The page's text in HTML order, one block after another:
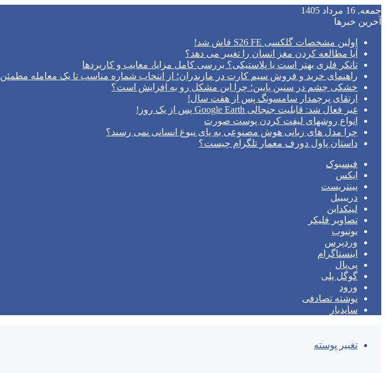
جمعه, 16 مرداد 1405
آخرین خبرها
اولین مشخصات گلکسی S26 FE فاش شد!
آیا مطالعه کردن مغز انسان را تغییر می‌ دهد؟
تانکر فلزی بهتر است یا پلاستیکی؟ بررسی کامل مزایا، معایب و کاربردها
راهنمای خرید و فروش سیم کارت در مازندران؛ از انتخاب شماره مناسب تا یک معامله مطمئن
خشکی چشم در سنین پایین؛ چرا این مشکل رو به افزایش است؟
ارتقای پرچمدار سامسونگ پس از هفت سال!
غیر فعال شد: قابلیت جنجالی Google Earth پس از یک روز!
انواع روشهای لیفت کردن پوست صورت
چرا مدل‌ های زبانی هوش مصنوعی به پای نبوغ انسانی نمی‌ رسند؟
داستان پاول دورف معمار تلگرام چیست؟
فیسبوک
ایکس
پینتریست
دریبببل
لینکداین
تصاویر فلیکر
یوتیوب
وردپرس
اینستاگرام
پی‌پال
گوگل پلی
ورود
نوشته تصادفی
سایدبار
تغییر پوسته